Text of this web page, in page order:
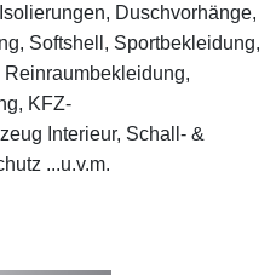
Duschvorhänge,
Softshell, Sportbekleidung,
KFZ-
Interieur, Schall- &
...u.v.m.